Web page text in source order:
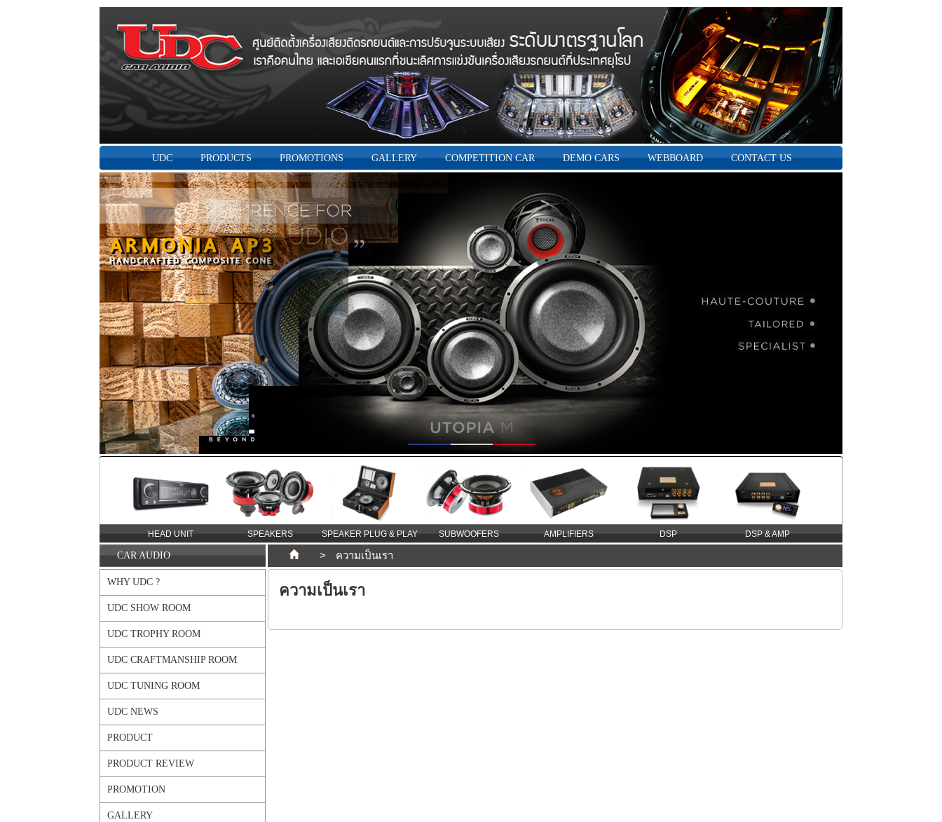
UDC PRODUCTS PROMOTIONS GALLERY COMPETITION CAR DEMO CARS WEBBOARD CONTACT US
MULTIMEDIA STATION HEAD UNIT SPEAKERS SPEAKER PLUG & PLAY SUBWOOFERS AMPLIFIERS DSP DSP & AMP
CAR AUDIO
WHY UDC ?
UDC SHOW ROOM
UDC TROPHY ROOM
UDC CRAFTMANSHIP ROOM
UDC TUNING ROOM
UDC NEWS
PRODUCT
PRODUCT REVIEW
PROMOTION
GALLERY
> ความเป็นเรา
ความเป็นเรา